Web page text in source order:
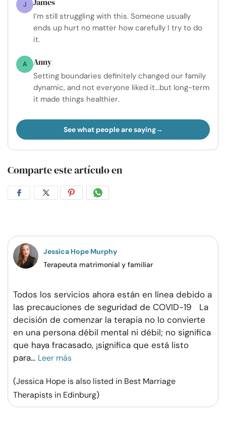
J
I’m still struggling with this. Someone usually
ends up hurt no matter how carefully I try to do
it.
A Anny
Setting boundaries definitely changed our family
dynamic, and not everyone liked it...but long-term
it made things healthier.
See what people are saying
Comparte este artículo en
CompartirCompartirCompartirCompartir
Jessica Hope Murphy
Terapeuta matrimonial y familiar
Todos los servicios ahora están en línea debido a
las precauciones de seguridad de COVID-19 La
decisión de comenzar la terapia no lo convierte
en una persona débil mental ni débil; no significa
que haya fracasado, ¡significa que está listo
para... Leer más
(Jessica Hope is also listed in Best Marriage
Therapists in Edinburg)